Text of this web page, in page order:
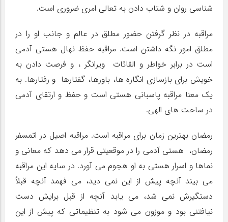
شناسی روان و شتاب دادن به تعالی امری ضروری است.
مراقبه در نظر گرفتن حضور مطلق در عالم و جانب او را در
مطلق امور نگه داشتن است. مراقبه حفظ نهال هستی آدمی
است در برابر خواطر و القائات ویرانگر ، و فرصت دادن به
خویش برای بازسازی انگاره ها، باورها، گفتارها و رفتارها. به
یک معنا مراقبه پاسبانی هستی است و حفظ و ارتقای آدمی
در ساحت های الهی.
رمضان بهترین زمان برای مراقبه است. مراقبه اصیل در اتمسفر
رمضان، هستی آدمی را در موقعیتی قرار می دهد که معانی و
نماها و اسرار هستی به او هجوم می آورد. در سایه این مراقبه
می بیند آنچه پیش از این نمی دید، می فهمد آنچه قبلاً
دستگیرش نمی شد، می یابد آنچه از قبل برایش دست
نیافتنی بود و موزون می شود به تنظیماتی که پیش از این